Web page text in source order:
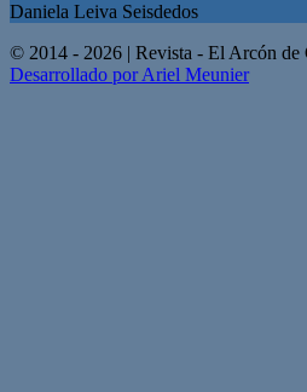
Daniela Leiva Seisdedos
© 2014 - 2026 | Revista - El Arcón
Desarrollado por Ariel Meunier